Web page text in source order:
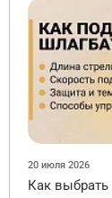
20 июля 2026
Как